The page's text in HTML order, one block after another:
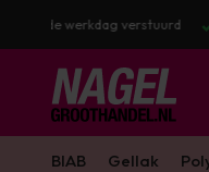
Enorm assortiment
BIAB Gellak